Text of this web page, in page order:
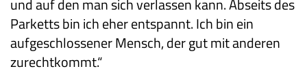
und auf den man sich verlassen kann. Abseits des
Parketts bin ich eher entspannt. Ich bin ein
aufgeschlossener Mensch, der gut mit anderen
zurechtkommt.“